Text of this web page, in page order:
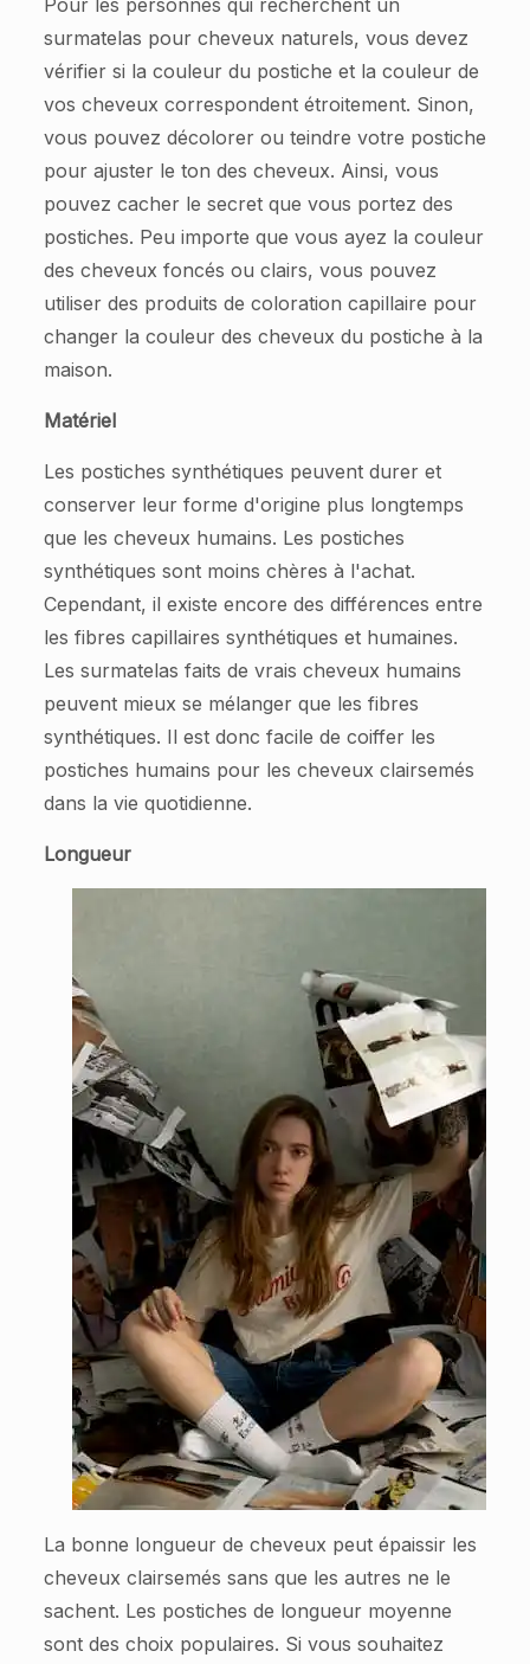
Pour les personnes qui recherchent un
surmatelas pour cheveux naturels, vous devez
vérifier si la couleur du postiche et la couleur de
vos cheveux correspondent étroitement. Sinon,
vous pouvez décolorer ou teindre votre postiche
pour ajuster le ton des cheveux. Ainsi, vous
pouvez cacher le secret que vous portez des
postiches. Peu importe que vous ayez la couleur
des cheveux foncés ou clairs, vous pouvez
utiliser des produits de coloration capillaire pour
changer la couleur des cheveux du postiche à la
maison.
Matériel
Les postiches synthétiques peuvent durer et
conserver leur forme d'origine plus longtemps
que les cheveux humains. Les postiches
synthétiques sont moins chères à l'achat.
Cependant, il existe encore des différences entre
les fibres capillaires synthétiques et humaines.
Les surmatelas faits de vrais cheveux humains
peuvent mieux se mélanger que les fibres
synthétiques. Il est donc facile de coiffer les
postiches humains pour les cheveux clairsemés
dans la vie quotidienne.
Longueur
La bonne longueur de cheveux peut épaissir les
cheveux clairsemés sans que les autres ne le
sachent. Les postiches de longueur moyenne
sont des choix populaires. Si vous souhaitez